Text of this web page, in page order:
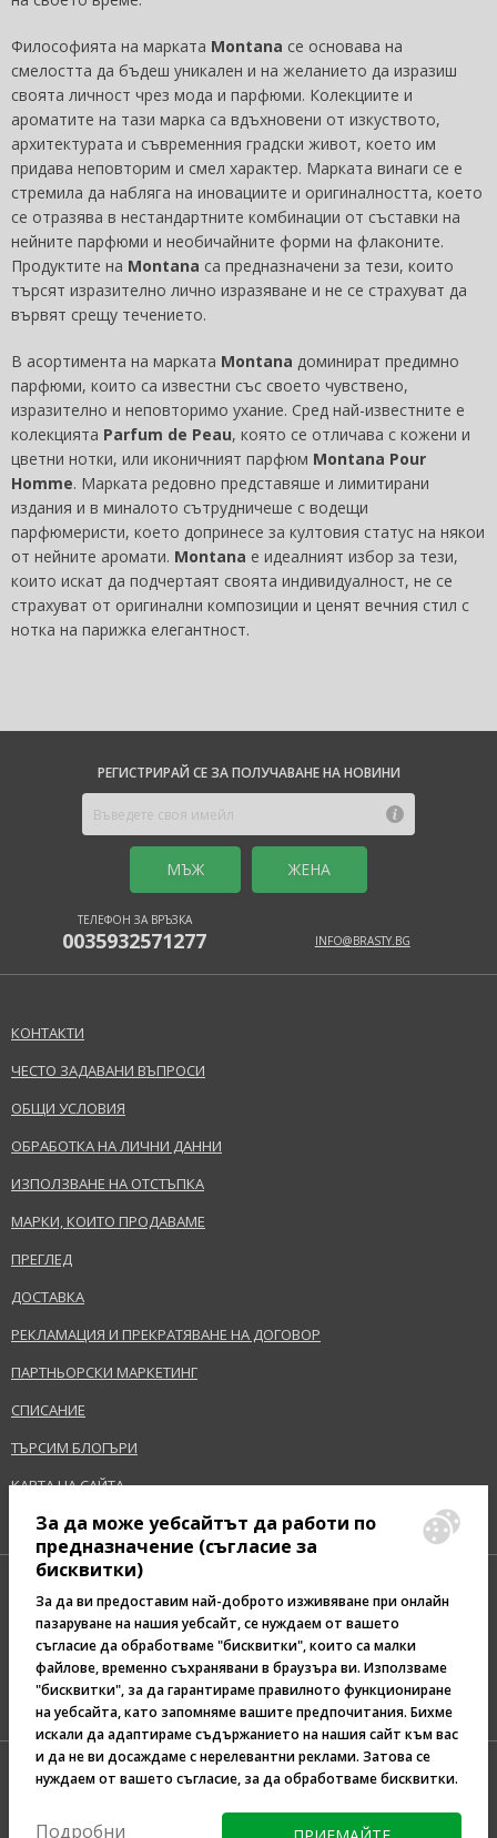
Философията на марката Montana се основава на
смелостта да бъдеш уникален и на желанието да изразиш
своята личност чрез мода и парфюми. Колекциите и
ароматите на тази марка са вдъхновени от изкуството,
архитектурата и съвременния градски живот, което им
придава неповторим и смел характер. Марката винаги се е
стремила да набляга на иновациите и оригиналността, което
се отразява в нестандартните комбинации от съставки на
нейните парфюми и необичайните форми на флаконите.
Продуктите на Montana са предназначени за тези, които
търсят изразително лично изразяване и не се страхуват да
вървят срещу течението.
В асортимента на марката Montana доминират предимно
парфюми, които са известни със своето чувствено,
изразително и неповторимо ухание. Сред най-известните е
колекцията Parfum de Peau, която се отличава с кожени и
цветни нотки, или иконичният парфюм Montana Pour
Homme. Марката редовно представяше и лимитирани
издания и в миналото сътрудничеше с водещи
парфюмеристи, което допринесе за култовия статус на някои
от нейните аромати. Montana е идеалният избор за тези,
които искат да подчертаят своята индивидуалност, не се
страхуват от оригинални композиции и ценят вечния стил с
нотка на парижка елегантност.
РЕГИСТРИРАЙ СЕ ЗА ПОЛУЧАВАНЕ НА НОВИНИ
MЪЖ ЖЕНА
ТЕЛЕФОН ЗА ВРЪЗКА
0035932571277 INFO@BRASTY.BG
КОНТАКТИ
ЧЕСТО ЗАДАВАНИ ВЪПРОСИ
ОБЩИ УСЛОВИЯ
ОБРАБОТКА НА ЛИЧНИ ДАННИ
ИЗПОЛЗВАНЕ НА ОТСТЪПКА
МАРКИ, КОИТО ПРОДАВАМЕ
ПРЕГЛЕД
ДОСТАВКА
РЕКЛАМАЦИЯ И ПРЕКРАТЯВАНЕ НА ДОГОВОР
ПАРТНЬОРСКИ МАРКЕТИНГ
СПИСАНИЕ
ТЪРСИМ БЛОГЪРИ
КАРТА НА САЙТА
Pazaruvaj - Надежден
помощник за покупки
За да може уебсайтът да работи по
предназначение (съгласие за
бисквитки)
За да ви предоставим най-доброто изживяване при онлайн
пазаруване на нашия уебсайт, се нуждаем от вашето
съгласие да обработваме "бисквитки", които са малки
файлове, временно съхранявани в браузъра ви. Използваме
"бисквитки", за да гарантираме правилното функциониране
на уебсайта, като запомняме вашите предпочитания. Бихме
искали да адаптираме съдържанието на нашия сайт към вас
и да не ви досаждаме с нерелевантни реклами. Затова се
нуждаем от вашето съгласие, за да обработваме бисквитки.
Подробни